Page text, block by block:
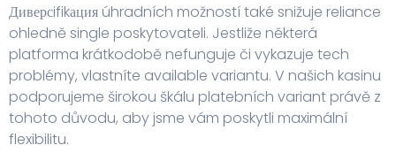
Диверсifikация úhradních možností také snižuje reliance
ohledně single poskytovateli. Jestliže některá
platforma krátkodobě nefunguje či vykazuje tech
problémy, vlastníte available variantu. V našich kasinu
podporujeme širokou škálu platebních variant právě z
tohoto důvodu, aby jsme vám poskytli maximální
flexibilitu.